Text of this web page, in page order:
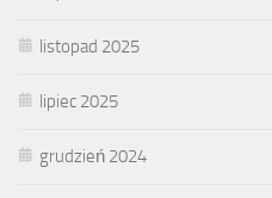
listopad 2025
lipiec 2025
grudzień 2024